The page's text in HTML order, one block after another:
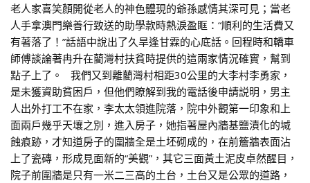
老人家喜笑顏開從老人的神色體現的爺孫感情其深可見；當老
人手拿澳門樂善行致送的助學款時熱淚盈眶：“順利的生活費又
有著落了！”話語中說出了久旱逢甘霖的心底話。回程時和轎車
師傅談論著冉升在藺灣村扶貧時提供的這兩家情況確實，幫到
點子上了。 我們又到離藺灣村相距30公里的大李村李勇家，
是未獲資助貧困戶，但他們瞭解到我的電話後申請説明，男主
人出外打工不在家，李太太領進院落，院中外觀第一印象和上
面兩戶幾乎天壤之別，進入房子，她指著屋內牆基鹽漬化的堿
蝕痕跡，才知道房子的圍牆全是土坯砌成的，在前簷牆表面沾
上了瓷磚，形成見面新的“美觀”，其它三面黃土泥皮卓然醒目，
院子前圍牆是只有一米二三高的土台，土台又是公眾的道路，